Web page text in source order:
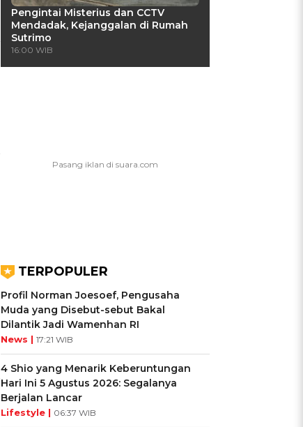
Pengintai Misterius dan CCTV
Mendadak, Kejanggalan di Rumah
Sutrimo
16:00 WIB
TERPOPULER
Profil Norman Joesoef, Pengusaha
Muda yang Disebut-sebut Bakal
Dilantik Jadi Wamenhan RI
News | 17:21 WIB
4 Shio yang Menarik Keberuntungan
Hari Ini 5 Agustus 2026: Segalanya
Berjalan Lancar
Lifestyle | 06:37 WIB